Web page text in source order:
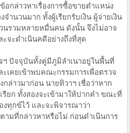
อกล่าวหาเรื่องการซื้อขายตำแหน่ง
จำนวนมาก ทั้งผู้เรียกรับเงิน ผู้จ่ายเงิน
นรวมหลายหมื่นคน ดังนั้น จึงไม่อาจ
จะดำเนินคดีอย่างถึงที่สุด
ปัจจุบันทั้งคู่มีภูมิลำเนาอยู่ในพื้นที่
เคยเข้าพบคณะกรรมการเพื่อตรวจ
กล่าวมาก่อน นายทิวาฯ เชื่อว่าหาก
ยก ทั้งสองจะเข้ามาให้ปากคำ ขณะที่
ทุกข์ไว้ และจะพิจารณาว่า
มที่กล่าวหาหรือไม่ ก่อนดำเนินการ